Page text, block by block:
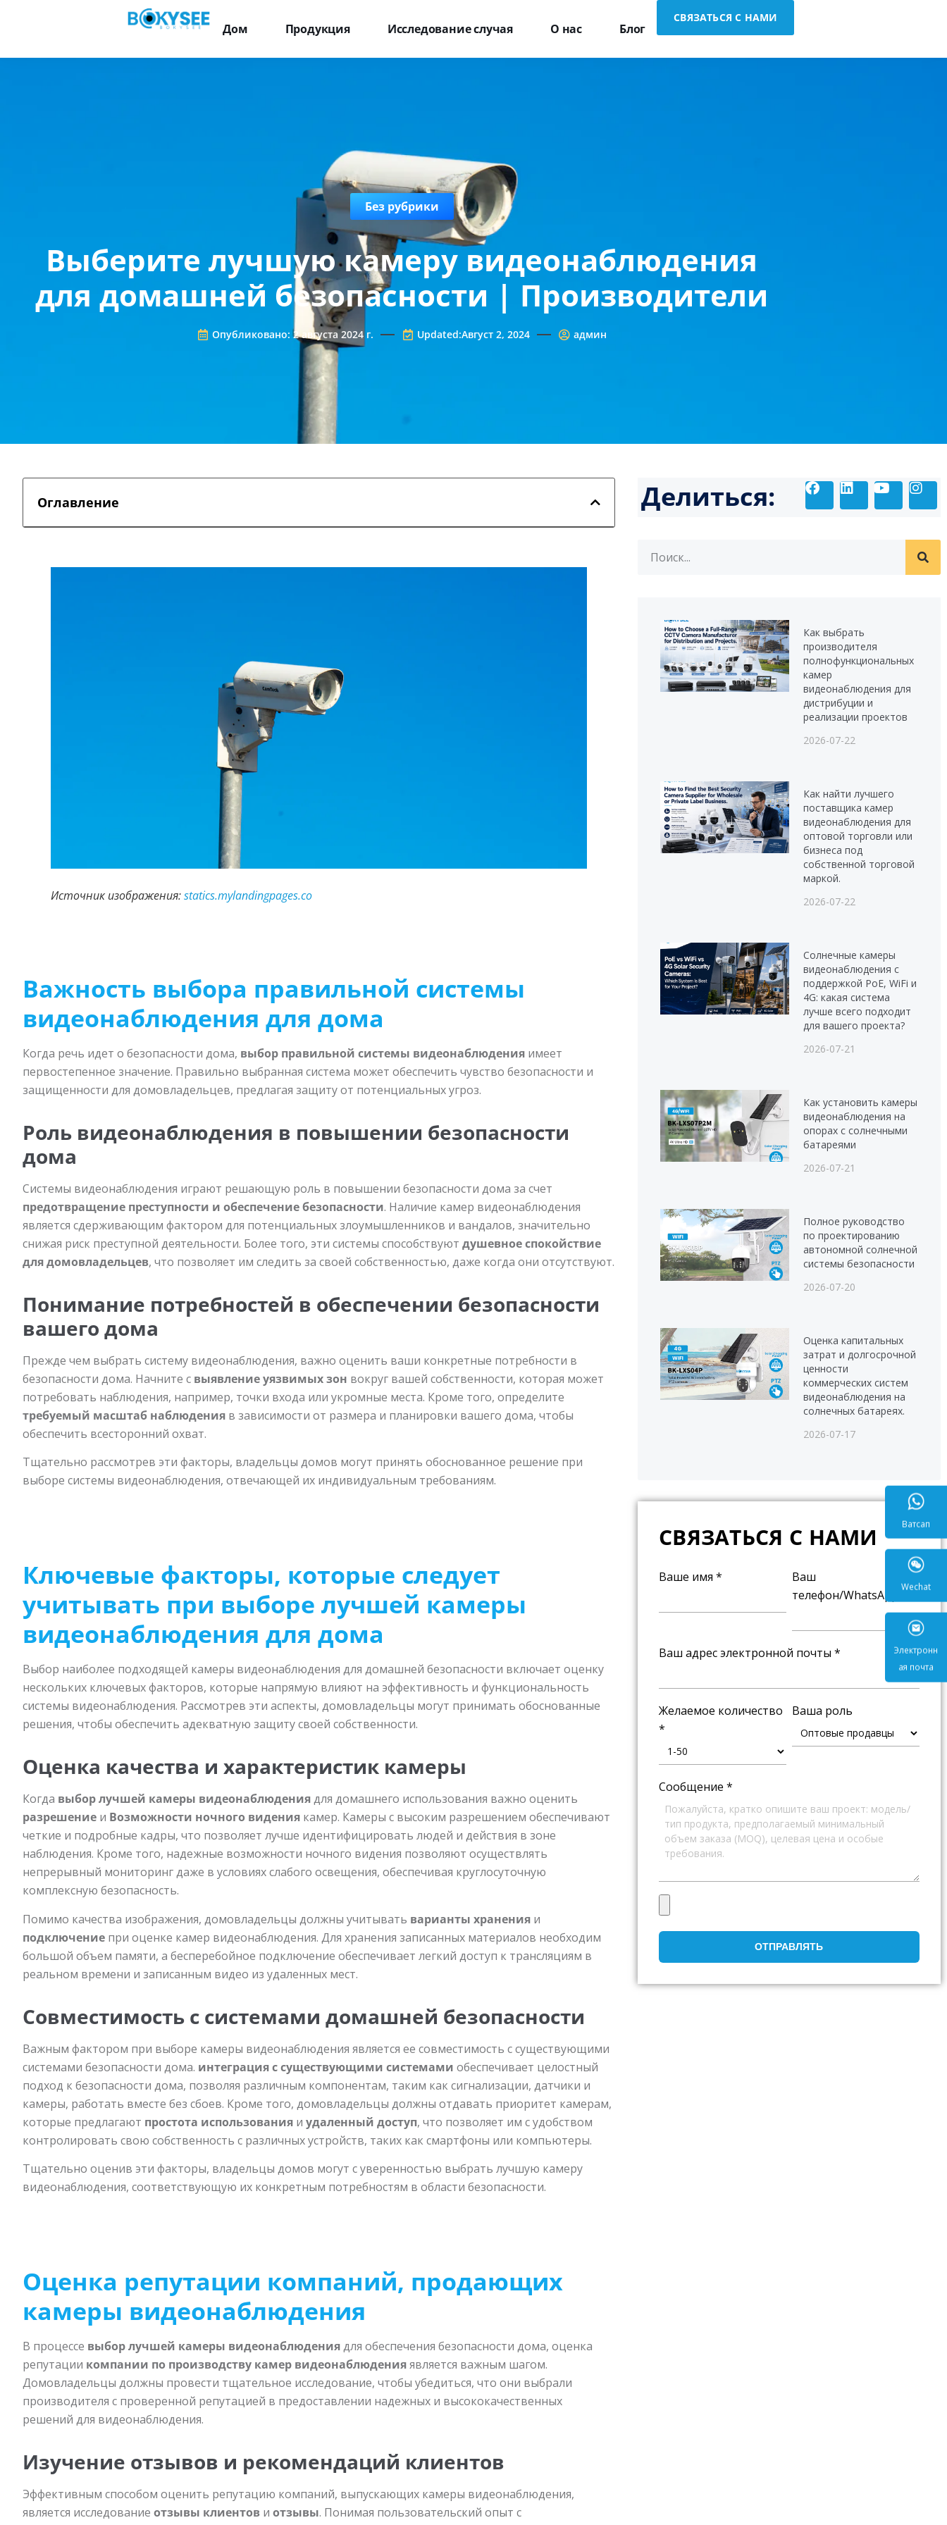
Дом Продукция Исследование случая О нас Блог
СВЯЗАТЬСЯ С НАМИ
Без рубрики
Выберите лучшую камеру видеонаблюдения
для домашней безопасности | Производители
Опубликовано: 2 августа 2024 г. Updated:Август 2, 2024 админ
Оглавление
Источник изображения:statics.mylandingpages.co
Важность выбора правильной системы
видеонаблюдения для дома
Когда речь идет о безопасности дома, выбор правильной системы видеонаблюдения имеет
первостепенное значение. Правильно выбранная система может обеспечить чувство безопасности и
защищенности для домовладельцев, предлагая защиту от потенциальных угроз.
Роль видеонаблюдения в повышении безопасности
дома
Системы видеонаблюдения играют решающую роль в повышении безопасности дома за счет
предотвращение преступности и обеспечение безопасности. Наличие камер видеонаблюдения
является сдерживающим фактором для потенциальных злоумышленников и вандалов, значительно
снижая риск преступной деятельности. Более того, эти системы способствуют душевное спокойствие
для домовладельцев, что позволяет им следить за своей собственностью, даже когда они отсутствуют.
Понимание потребностей в обеспечении безопасности
вашего дома
Прежде чем выбрать систему видеонаблюдения, важно оценить ваши конкретные потребности в
безопасности дома. Начните с выявление уязвимых зон вокруг вашей собственности, которая может
потребовать наблюдения, например, точки входа или укромные места. Кроме того, определите
требуемый масштаб наблюдения в зависимости от размера и планировки вашего дома, чтобы
обеспечить всесторонний охват.
Тщательно рассмотрев эти факторы, владельцы домов могут принять обоснованное решение при
выборе системы видеонаблюдения, отвечающей их индивидуальным требованиям.
Ключевые факторы, которые следует
учитывать при выборе лучшей камеры
видеонаблюдения для дома
Выбор наиболее подходящей камеры видеонаблюдения для домашней безопасности включает оценку
нескольких ключевых факторов, которые напрямую влияют на эффективность и функциональность
системы видеонаблюдения. Рассмотрев эти аспекты, домовладельцы могут принимать обоснованные
решения, чтобы обеспечить адекватную защиту своей собственности.
Оценка качества и характеристик камеры
Когда выбор лучшей камеры видеонаблюдениядля домашнего использования важно оценить
разрешение и Возможности ночного видения камер. Камеры с высоким разрешением обеспечивают
четкие и подробные кадры, что позволяет лучше идентифицировать людей и действия в зоне
наблюдения. Кроме того, надежные возможности ночного видения позволяют осуществлять
непрерывный мониторинг даже в условиях слабого освещения, обеспечивая круглосуточную
комплексную безопасность.
Помимо качества изображения, домовладельцы должны учитывать варианты хранения и
подключение при оценке камер видеонаблюдения. Для хранения записанных материалов необходим
большой объем памяти, а бесперебойное подключение обеспечивает легкий доступ к трансляциям в
реальном времени и записанным видео из удаленных мест.
Совместимость с системами домашней безопасности
Важным фактором при выборе камеры видеонаблюдения является ее совместимость с существующими
системами безопасности дома. интеграция с существующими системами обеспечивает целостный
подход к безопасности дома, позволяя различным компонентам, таким как сигнализации, датчики и
камеры, работать вместе без сбоев. Кроме того, домовладельцы должны отдавать приоритет камерам,
которые предлагают простота использования и удаленный доступ, что позволяет им с удобством
контролировать свою собственность с различных устройств, таких как смартфоны или компьютеры.
Тщательно оценив эти факторы, владельцы домов могут с уверенностью выбрать лучшую камеру
видеонаблюдения, соответствующую их конкретным потребностям в области безопасности.
Оценка репутации компаний, продающих
камеры видеонаблюдения
В процессе выбор лучшей камеры видеонаблюдениядля обеспечения безопасности дома, оценка
репутации компании по производству камер видеонаблюденияявляется важным шагом.
Домовладельцы должны провести тщательное исследование, чтобы убедиться, что они выбрали
производителя с проверенной репутацией в предоставлении надежных и высококачественных
решений для видеонаблюдения.
Изучение отзывов и рекомендаций клиентов
Эффективным способом оценить репутацию компаний, выпускающих камеры видеонаблюдения,
является исследование отзывы клиентов и отзывы. Понимая пользовательский опыт с
Делиться:
Как выбрать
производителя
полнофункциональных
камер
видеонаблюдения для
дистрибуции и
реализации проектов
2026-07-22
Как найти лучшего
поставщика камер
видеонаблюдения для
оптовой торговли или
бизнеса под
собственной торговой
маркой.
2026-07-22
Солнечные камеры
видеонаблюдения с
поддержкой PoE, WiFi и
4G: какая система
лучше всего подходит
для вашего проекта?
2026-07-21
Как установить камеры
видеонаблюдения на
опорах с солнечными
батареями
2026-07-21
Полное руководство
по проектированию
автономной солнечной
системы безопасности
2026-07-20
Оценка капитальных
затрат и долгосрочной
ценности
коммерческих систем
видеонаблюдения на
солнечных батареях.
2026-07-17
СВЯЗАТЬСЯ С НАМИ
Ваше имя *
Ваш
телефон/WhatsApp
*
Ваш адрес электронной почты *
Желаемое количество
*
Ваша роль
Сообщение *
ОТПРАВЛЯТЬ